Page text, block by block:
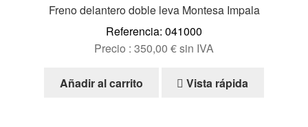
Freno delantero doble leva Montesa Impala
Referencia: 041000
Precio : 350,00 €sin IVA
Añadir al carrito Vista rápida